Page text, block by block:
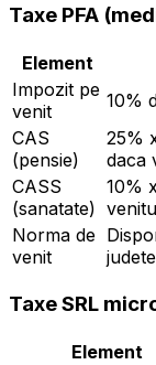
Taxe PFA
Element
Impozit pe
venit
10%
CAS
(pensie)
25%
daca
CASS
(sanatate)
10%
Norma de
venit
judete
Taxe SRL
Element